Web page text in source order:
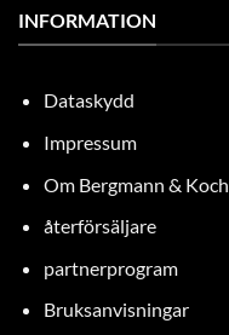
INFORMATION
Dataskydd
Impressum
Om Bergmann & Koch
återförsäljare
partnerprogram
Bruksanvisningar